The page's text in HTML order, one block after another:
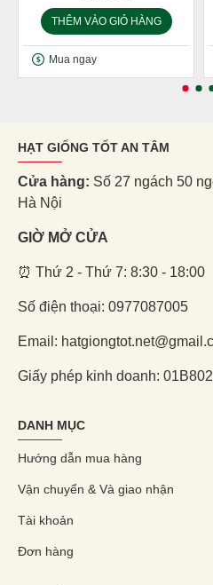
THÊM VÀO GIỎ HÀNG
Mua ngay
HẠT GIỐNG TỐT AN TÂM
Cửa hàng: Số 27 ngách 50
Hà Nội
GIỜ MỞ CỬA
⏰ Thứ 2 - Thứ 7: 8:30 - 18:00
Số điện thoại: 0977087005
Email:
Giấy phép kinh doanh:
DANH MỤC
Hướng dẫn mua hàng
Vận chuyển & Và giao nhận
Tài khoản
Đơn hàng